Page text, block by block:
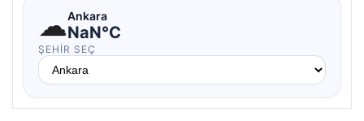
☁Ankara
NaN°C
ŞEHIR SEÇ